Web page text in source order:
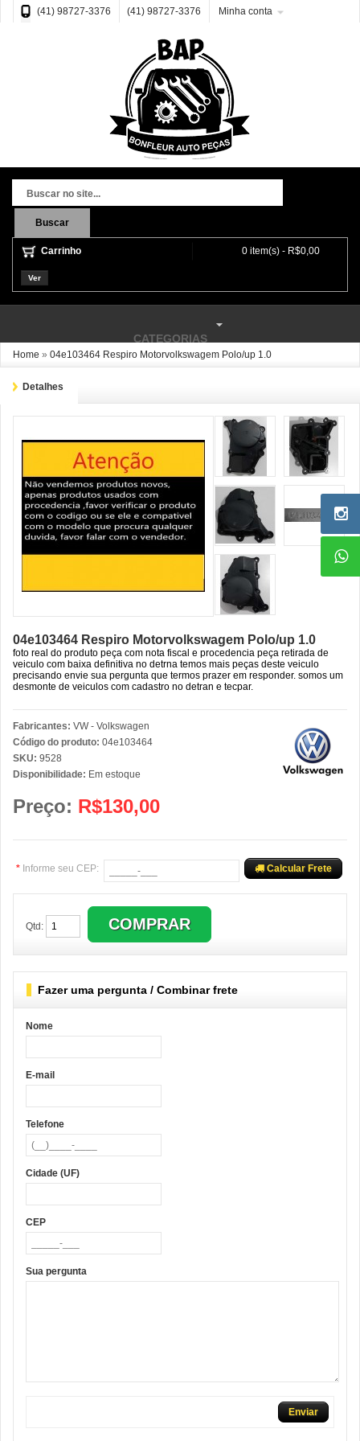
(41) 98727-3376 (41) 98727-3376 Minha conta
Buscar
Carrinho 0 item(s) - R$0,00
Ver
CATEGORIAS
Home » 04e103464 Respiro Motorvolkswagem Polo/up 1.0
Detalhes
04e103464 Respiro Motorvolkswagem Polo/up 1.0
foto real do produto peça com nota fiscal e procedencia peça retirada de
veiculo com baixa definitiva no detrna temos mais peças deste veiculo
precisando envie sua pergunta que termos prazer em responder. somos um
desmonte de veiculos com cadastro no detran e tecpar.
Fabricantes: VW - Volkswagen
Código do produto: 04e103464
SKU: 9528
Disponibilidade: Em estoque
Preço: R$130,00
* Informe seu CEP: Calcular Frete
Qtd:
Fazer uma pergunta / Combinar frete
Nome
E-mail
Telefone
Cidade (UF)
CEP
Sua pergunta
Enviar